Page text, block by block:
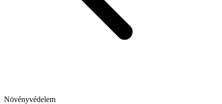
Növényvédelem